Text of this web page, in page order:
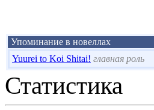
Упоминание в новеллах
Yuurei to Koi Shitai! главная роль
Статистика